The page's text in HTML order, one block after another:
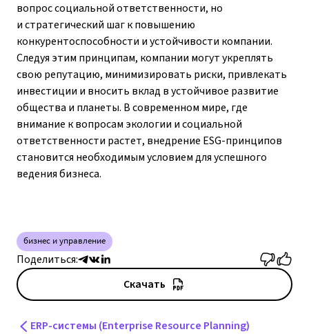
вопрос социальной ответственности, но
и стратегический шаг к повышению
конкурентоспособности и устойчивости компании.
Следуя этим принципам, компании могут укреплять
свою репутацию, минимизировать риски, привлекать
инвестиции и вносить вклад в устойчивое развитие
общества и планеты. В современном мире, где
внимание к вопросам экологии и социальной
ответственности растет, внедрение ESG-принципов
становится необходимым условием для успешного
ведения бизнеса.
бизнес и управление
Поделиться:
Скачать
ERP-системы (Enterprise Resource Planning)